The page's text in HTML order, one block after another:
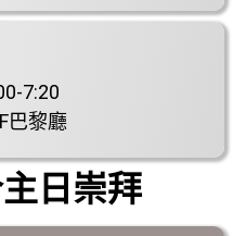
7:20
巴黎廳
日崇拜